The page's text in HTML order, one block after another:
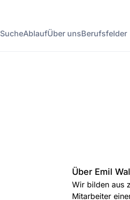
SucheAblaufÜber unsBerufsfelder
Über Emil
Wir bilden aus
Mitarbeiter